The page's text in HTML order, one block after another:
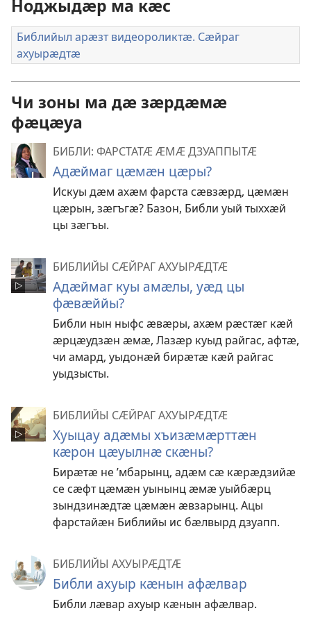
Ноджыдӕр ма кӕс
Библийыл арӕзт видеороликтӕ. Сӕйраг
ахуырӕдтӕ
Чи зоны ма дӕ зӕрдӕмӕ
фӕцӕуа
БИБЛИ: ФАРСТАТӔ ӔМӔ ДЗУАППЫТӔ
Адӕймаг цӕмӕн цӕры?
Искуы дӕм ахӕм фарста сӕвзӕрд, цӕмӕн
цӕрын, зӕгъгӕ? Базон, Библи уый тыххӕй
цы зӕгъы.
БИБЛИЙЫ СӔЙРАГ АХУЫРӔДТӔ
Адӕймаг куы амӕлы, уӕд цы
фӕвӕййы?
Библи нын ныфс ӕвӕры, ахӕм рӕстӕг кӕй
ӕрцӕудзӕн ӕмӕ, Лазӕр куыд райгас, афтӕ,
чи амард, уыдонӕй бирӕтӕ кӕй райгас
уыдзысты.
БИБЛИЙЫ СӔЙРАГ АХУЫРӔДТӔ
Хуыцау адӕмы хъизӕмӕрттӕн
кӕрон цӕуылнӕ скӕны?
Бирӕтӕ не ’мбарынц, адӕм сӕ кӕрӕдзийӕ
се сӕфт цӕмӕн уынынц ӕмӕ уыйбӕрц
зындзинӕдтӕ цӕмӕн ӕвзарынц. Ацы
фарстайӕн Библийы ис бӕлвырд дзуапп.
БИБЛИЙЫ АХУЫРӔДТӔ
Библи ахуыр кӕнын афӕлвар
Библи лӕвар ахуыр кӕнын афӕлвар.